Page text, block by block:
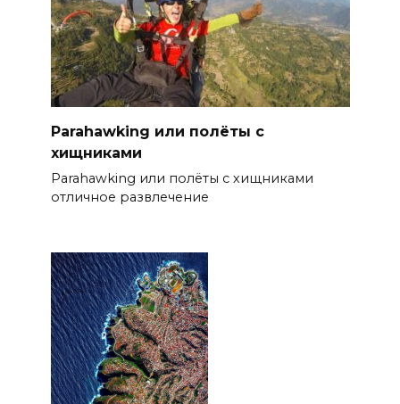
Parahawking или полёты с
хищниками
Parahawking или полёты с хищниками
отличное развлечение